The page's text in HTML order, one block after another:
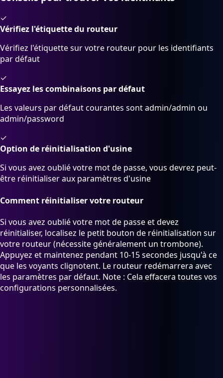
✓
Vérifiez l'étiquette du routeur
Vérifiez l'étiquette sur votre routeur pour les identifiants
par défaut
✓
Essayez les combinaisons par défaut
Les valeurs par défaut courantes sont admin/admin ou
admin/password
✓
Option de réinitialisation d'usine
Si vous avez oublié votre mot de passe, vous devrez peut-
être réinitialiser aux paramètres d'usine
Comment réinitialiser votre routeur
Si vous avez oublié votre mot de passe et devez
réinitialiser, localisez le petit bouton de réinitialisation sur
votre routeur (nécessite généralement un trombone).
Appuyez et maintenez pendant 10-15 secondes jusqu'à ce
que les voyants clignotent. Le routeur redémarrera avec
les paramètres par défaut. Note : Cela effacera toutes vos
configurations personnalisées.